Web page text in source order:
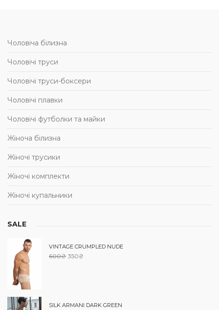
Чоловіча білизна
Чоловічі труси
Чоловічі труси-боксери
Чоловічі плавки
Чоловічі футболки та майки
Жіноча білизна
Жіночі трусики
Жіночі комплекти
Жіночі купальники
SALE
VINTAGE CRUMPLED NUDE
600₴ 350₴
SILK ARMANI DARK GREEN